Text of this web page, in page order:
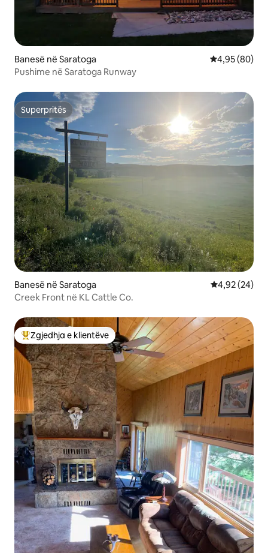
Banesë në Saratoga Vlerësimi
4,95 (80)
Pushime në Saratoga Runway
Superpritës
Superpritës
Banesë në Saratoga Vlerësimi
4,92 (24)
Creek Front në KL Cattle Co.
Më të mirat e zgjedhjeve të klientëve
Zgjedhja e klientëve